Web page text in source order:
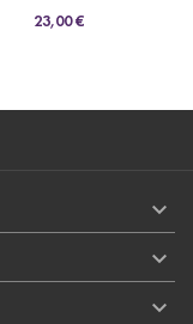
23,00 €


